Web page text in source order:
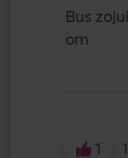
Bus
om
1